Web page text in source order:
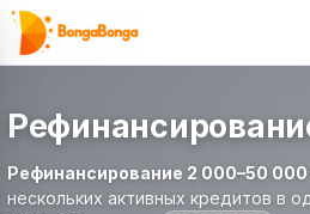
Перейти
Рефинансирование 2 000–50 000
нескольких активных кредитов в